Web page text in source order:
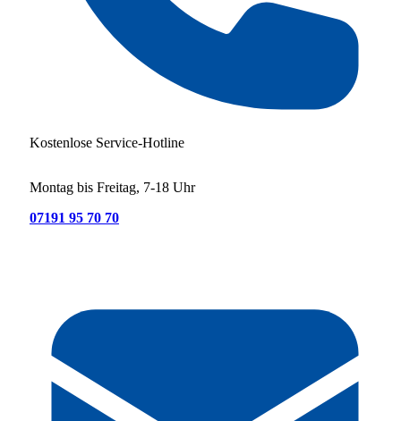
Kostenlose Service-Hotline
Montag bis Freitag, 7-18 Uhr
07191 95 70 70